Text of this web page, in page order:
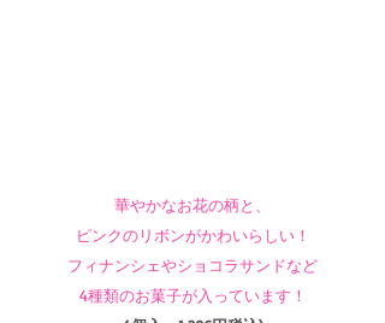
華やかなお花の柄と、
ピンクのリボンがかわいらしい！
フィナンシェやショコラサンドなど
4種類のお菓子が入っています！